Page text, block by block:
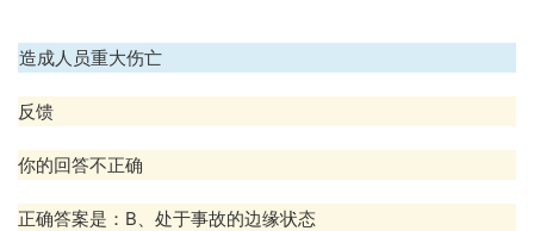
造成人员重大伤亡
反馈
你的回答不正确
正确答案是：B、处于事故的边缘状态